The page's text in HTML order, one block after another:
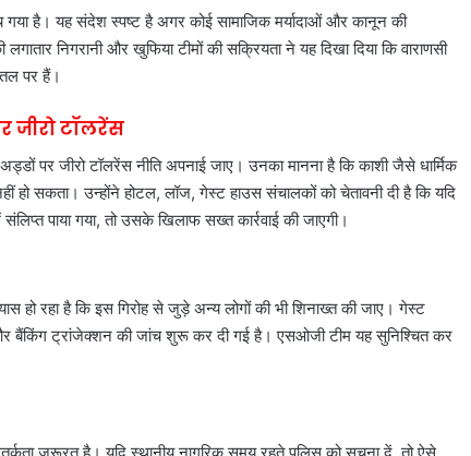
है। यह संदेश स्पष्ट है अगर कोई सामाजिक मर्यादाओं और कानून की
निगरानी और खुफिया टीमों की सक्रियता ने यह दिखा दिया कि वाराणसी
पर हैं।
जीरो टॉलरेंस
पर जीरो टॉलरेंस नीति अपनाई जाए। उनका मानना है कि काशी जैसे धार्मिक
हो सकता। उन्होंने होटल, लॉज, गेस्ट हाउस संचालकों को चेतावनी दी है कि यदि
पाया गया, तो उसके खिलाफ सख्त कार्रवाई की जाएगी।
रहा है कि इस गिरोह से जुड़े अन्य लोगों की भी शिनाख्त की जाए। गेस्ट
बैंकिंग ट्रांजेक्शन की जांच शुरू कर दी गई है। एसओजी टीम यह सुनिश्चित कर